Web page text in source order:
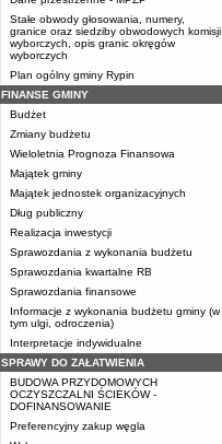
Stałe obwody głosowania, numery,
granice oraz siedziby obwodowych komisji
wyborczych, opis granic okręgów
wyborczych
Plan ogólny gminy Rypin
FINANSE GMINY
Budżet
Zmiany budżetu
Wieloletnia Prognoza Finansowa
Majątek gminy
Majątek jednostek organizacyjnych
Dług publiczny
Realizacja inwestycji
Sprawozdania z wykonania budżetu
Sprawozdania kwartalne RB
Sprawozdania finansowe
Informacje z wykonania budżetu gminy (w
tym ulgi, odroczenia)
Interpretacje indywidualne
SPRAWY DO ZAŁATWIENIA
BUDOWA PRZYDOMOWYCH
OCZYSZCZALNI ŚCIEKÓW -
DOFINANSOWANIE
Preferencyjny zakup węgla